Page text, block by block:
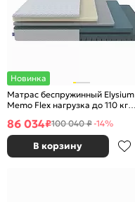
Новинка
Матрас беспружинный Elysium
Memo Flex нагрузка до 110 кг
86 034₽100 040 ₽-14%
В корзину